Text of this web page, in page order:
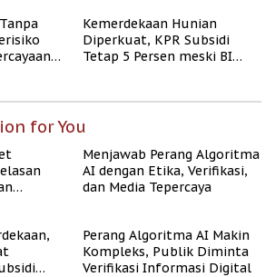
Kemerdekaan Hunian
Diperkuat, KPR Subsidi
Tetap 5 Persen meski BI
for You
Menjawab Perang Algoritma
AI dengan Etika, Verifikasi,
dan Media Tepercaya
Perang Algoritma AI Makin
Kompleks, Publik Diminta
Verifikasi Informasi Digital